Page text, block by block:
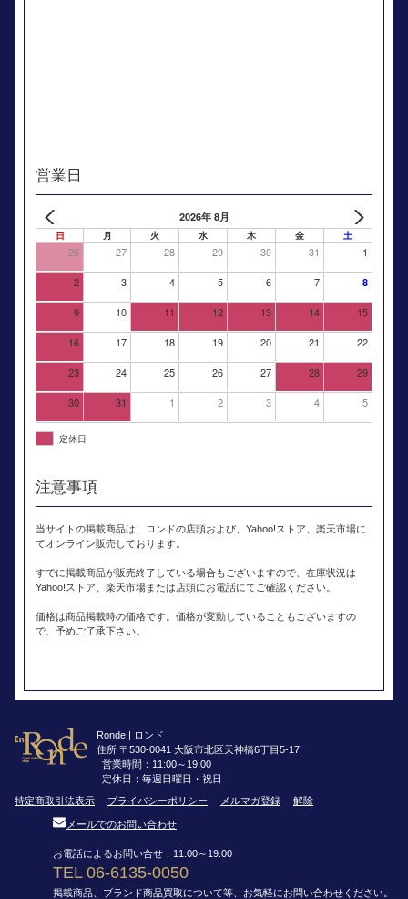
営業日
2026年 8月
日 月 火 水 木 金 土
26 27 28 29 30 31 1
2 3 4 5 6 7 8
9 10 11 12 13 14 15
16 17 18 19 20 21 22
23 24 25 26 27 28 29
30 31 1 2 3 4 5
定休日
注意事項
当サイトの掲載商品は、ロンドの店頭および、Yahoo!ストア、楽天市場に
てオンライン販売しております。
すでに掲載商品が販売終了している場合もございますので、在庫状況は
Yahoo!ストア、楽天市場または店頭にお電話にてご確認ください。
価格は商品掲載時の価格です。価格が変動していることもございますの
で、予めご了承下さい。
Ronde | ロンド
住所 〒530-0041 大阪市北区天神橋6丁目5-17
営業時間：11:00～19:00
定休日：毎週日曜日・祝日
特定商取引法表示
プライバシーポリシー メルマガ登録 解除
メールでのお問い合わせ
お電話によるお問い合せ：11:00～19:00
TEL 06-6135-0050
掲載商品、ブランド商品買取について等、お気軽にお問い合わせください。